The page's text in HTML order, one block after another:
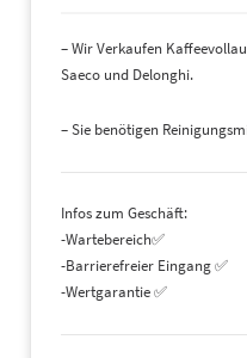
– Wir Verkaufen
Saeco und Delonghi.
– Sie benötigen
Infos zum Geschäft:
-Wartebereich✅
-Barrierefreier Eingang ✅
-Wertgarantie ✅